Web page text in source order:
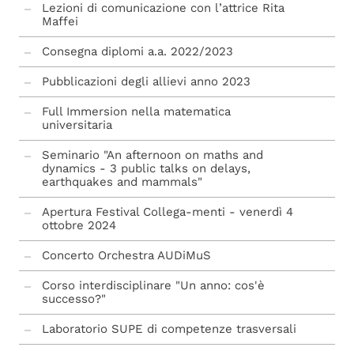
Lezioni di comunicazione con l’attrice Rita
Maffei
Consegna diplomi a.a. 2022/2023
Pubblicazioni degli allievi anno 2023
Full Immersion nella matematica
universitaria
Seminario "An afternoon on maths and
dynamics - 3 public talks on delays,
earthquakes and mammals"
Apertura Festival Collega-menti - venerdì 4
ottobre 2024
Concerto Orchestra AUDiMuS
Corso interdisciplinare "Un anno: cos'è
successo?"
Laboratorio SUPE di competenze trasversali